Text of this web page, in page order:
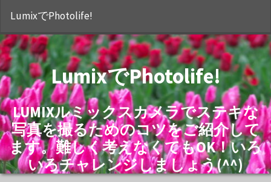
LumixでPhotolife!
LumixでPhotolife!
LUMIXルミックスカメラでステキな
写真を撮るためのコツをご紹介して
ます。難しく考えなくてもOK！いろ
いろチャレンジしましょう(^^)